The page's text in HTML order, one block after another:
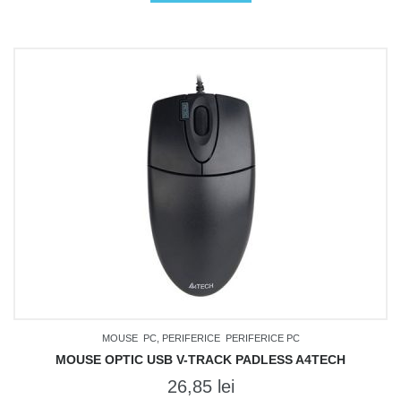
MOUSE PC, PERIFERICE PERIFERICE PC
MOUSE OPTIC USB V-TRACK PADLESS A4TECH
26,85 lei